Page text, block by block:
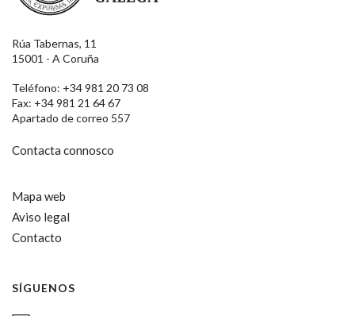
Rúa Tabernas, 11
15001 - A Coruña
Teléfono: +34 981 20 73 08
Fax: +34 981 21 64 67
Apartado de correo 557
Contacta connosco
Mapa web
Aviso legal
Contacto
SÍGUENOS